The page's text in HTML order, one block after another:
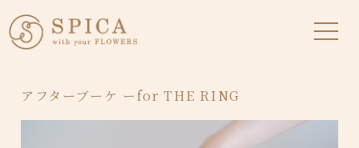
アフターブーケ ーfor THE RING